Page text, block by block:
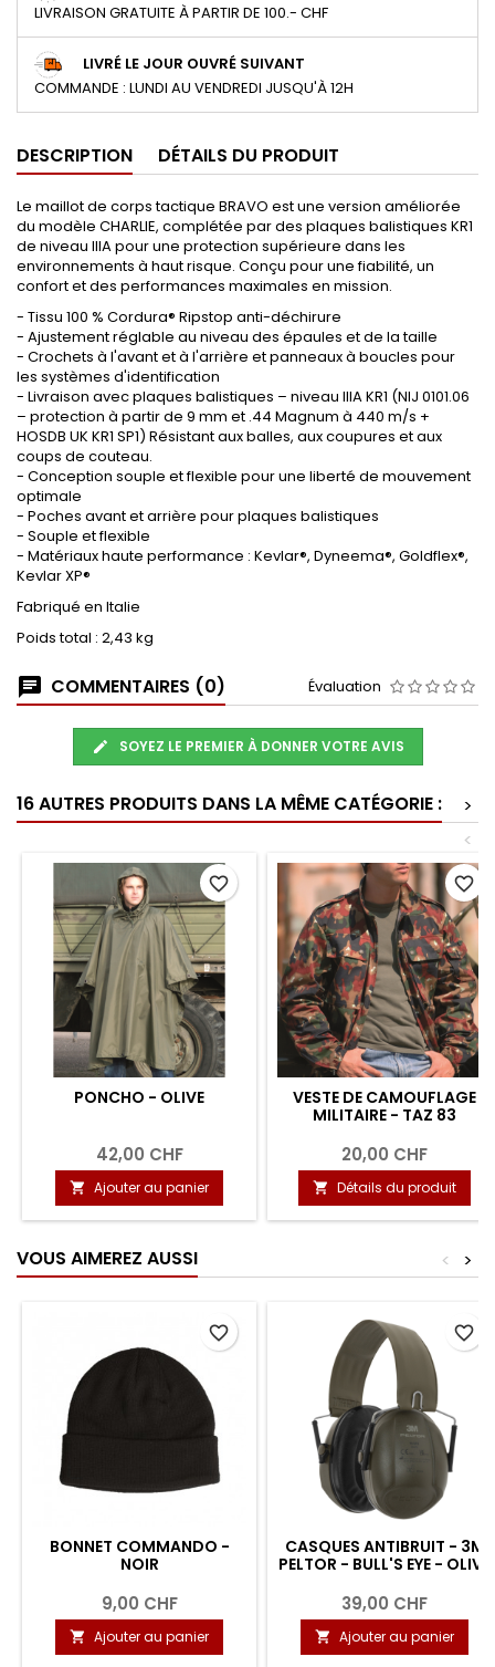
LIVRAISON GRATUITE À PARTIR DE 100.- CHF
LIVRÉ LE JOUR OUVRÉ SUIVANT
COMMANDE : LUNDI AU VENDREDI JUSQU'À 12H
DESCRIPTION DÉTAILS DU PRODUIT
Le maillot de corps tactique BRAVO est une version améliorée
du modèle CHARLIE, complétée par des plaques balistiques KR1
de niveau IIIA pour une protection supérieure dans les
environnements à haut risque. Conçu pour une fiabilité, un
confort et des performances maximales en mission.
- Tissu 100 % Cordura® Ripstop anti-déchirure
- Ajustement réglable au niveau des épaules et de la taille
- Crochets à l'avant et à l'arrière et panneaux à boucles pour
les systèmes d'identification
- Livraison avec plaques balistiques – niveau IIIA KR1 (NIJ 0101.06
– protection à partir de 9 mm et .44 Magnum à 440 m/s +
HOSDB UK KR1 SP1) Résistant aux balles, aux coupures et aux
coups de couteau.
- Conception souple et flexible pour une liberté de mouvement
optimale
- Poches avant et arrière pour plaques balistiques
- Souple et flexible
- Matériaux haute performance : Kevlar®, Dyneema®, Goldflex®,
Kevlar XP®
Fabriqué en Italie
Poids total : 2,43 kg
COMMENTAIRES (0) Évaluation
SOYEZ LE PREMIER À DONNER VOTRE AVIS
16 AUTRES PRODUITS DANS LA MÊME CATÉGORIE :
>
<
PONCHO - OLIVE
42,00 CHF
 Ajouter au panier
favorite_border
VESTE DE CAMOUFLAGE
MILITAIRE - TAZ 83
20,00 CHF
 Détails du produit
favorite_border
VOUS AIMEREZ AUSSI >
<
BONNET COMMANDO -
NOIR
9,00 CHF
 Ajouter au panier
favorite_border
CASQUES ANTIBRUIT - 3M
PELTOR - BULL'S EYE - OLIVE
39,00 CHF
 Ajouter au panier
favorite_border